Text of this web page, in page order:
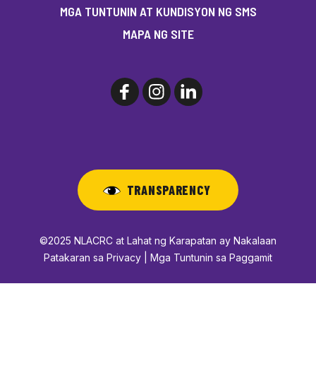
MGA TUNTUNIN AT KUNDISYON NG SMS
MAPA NG SITE
TRANSPARENCY
©2025 NLACRC at Lahat ng Karapatan ay Nakalaan
Patakaran sa Privacy | Mga Tuntunin sa Paggamit